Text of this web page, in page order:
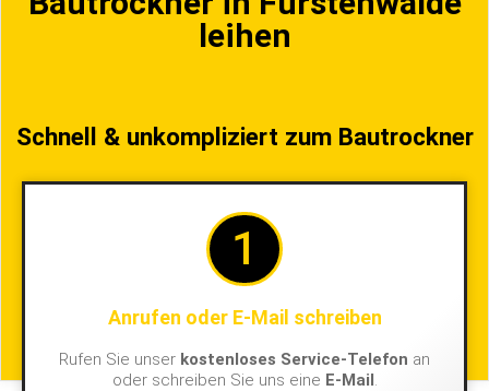
leihen
Schnell & unkompliziert zum Bautrockner
1
Anrufen oder E-Mail schreiben
Rufen Sie unser kostenloses Service-Telefon an
oder schreiben Sie uns eine E-Mail.